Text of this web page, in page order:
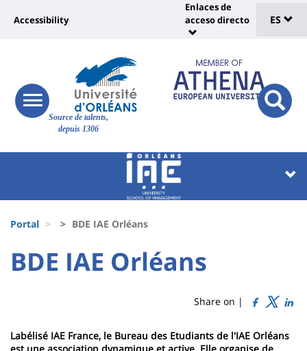
Site
Source de talents,
depuis 1306
Recherche
responsive
menu
button
Université
vers
page
accessibilité
Accessibility
:
Shortcut
links
Enlaces de
acceso directo
de
ES
Block
liste
des
composantes
d'Ariane
Portal BDE IAE Orléans
University
University
content
Titre
BDE IAE Orléans
Share on |
Contenu
Labélisé IAE France, le Bureau des Etudiants de l'IAE Orléans